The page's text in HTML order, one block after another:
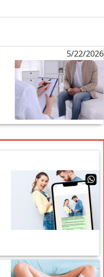
5/22/2026